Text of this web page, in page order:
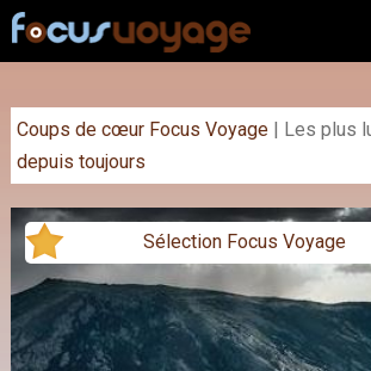
Coups de cœur Focus Voyage| Les plus
depuis toujours
Sélection Focus Voyage